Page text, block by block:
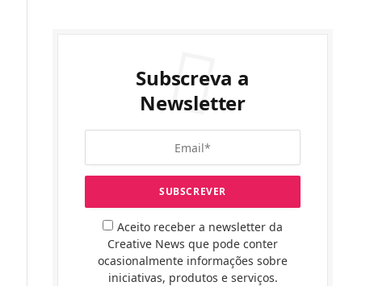
Subscreva a
Newsletter
Aceito receber a newsletter da
Creative News que pode conter
ocasionalmente informações sobre
iniciativas, produtos e serviços.